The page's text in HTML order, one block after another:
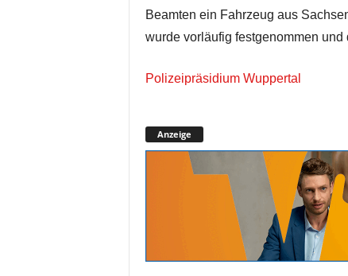
Beamten ein Fahrzeug aus
wurde vorläufig festgenommen und
Polizeipräsidium Wuppertal
Anzeige